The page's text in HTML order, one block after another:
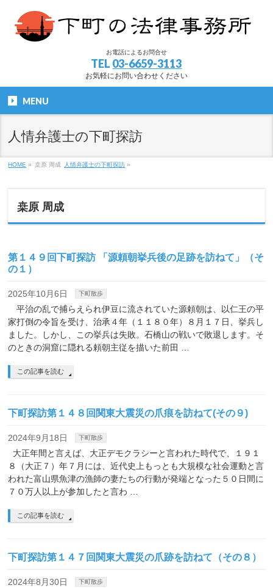
お電話によるお問合せ
TEL 03-6659-3113
お気軽にお問い合わせください
MENU
人情弁護士の下町探訪
HOME » 桒原 周成 人情弁護士の下町探訪 »
桒原 周成
第１４９回下町探訪 「源頼朝挙兵後の足跡を訪ねて」（そ
の１）
2025年10月6日 下町散歩
平治の乱で捕らえられ伊豆に流されていた源頼朝は、以仁王の平
家打倒の令旨を受け、治承４年（１１８０年）８月１７日、挙兵し
ました。しかし、この挙兵は失敗。石橋山の戦いで敗退します。そ
のときの洞窟に隠れる頼朝主従を描いた前田 …
この記事を読む
下町探訪第１４８回関東大震災の爪痕を訪ねて(その９)
2024年9月18日 下町散歩
大正年間と言えば、大正デモクラシーと言われた時代で、１９１
８（大正７）年７月には、近代史上もっとも大規模な社会運動と言
われた富山県魚津の漁師の妻たちの行動が発端となった５０日間に
７０万人以上が参加したと言わ …
この記事を読む
下町探訪第１４７回関東大震災の爪跡を訪ねて（その８）
2024年8月30日 下町散歩